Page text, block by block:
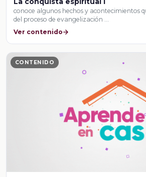
conoce algunos hechos y acontecimientos
del proceso de evangelización …
Ver contenido
CONTENIDO